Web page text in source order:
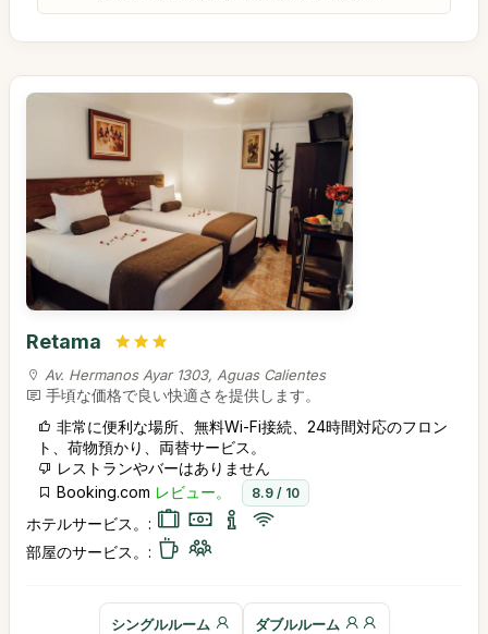
Retama
Av. Hermanos Ayar 1303, Aguas Calientes
手頃な価格で良い快適さを提供します。
非常に便利な場所、無料Wi-Fi接続、24時間対応のフロン
ト、荷物預かり、両替サービス。
レストランやバーはありません
Booking.com レビュー。 8.9 / 10
ホテルサービス。:
部屋のサービス。:
シングルルーム ダブルルーム